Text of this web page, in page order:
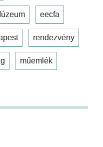
eecfa
rendezvény
műemlék